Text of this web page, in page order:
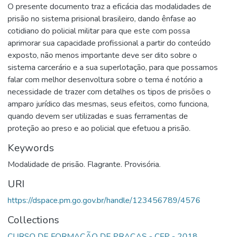
O presente documento traz a eficácia das modalidades de
prisão no sistema prisional brasileiro, dando ênfase ao
cotidiano do policial militar para que este com possa
aprimorar sua capacidade profissional a partir do conteúdo
exposto, não menos importante deve ser dito sobre o
sistema carcerário e a sua superlotação, para que possamos
falar com melhor desenvoltura sobre o tema é notório a
necessidade de trazer com detalhes os tipos de prisões o
amparo jurídico das mesmas, seus efeitos, como funciona,
quando devem ser utilizadas e suas ferramentas de
proteção ao preso e ao policial que efetuou a prisão.
Keywords
Modalidade de prisão. Flagrante. Provisória.
URI
https://dspace.pm.go.gov.br/handle/123456789/4576
Collections